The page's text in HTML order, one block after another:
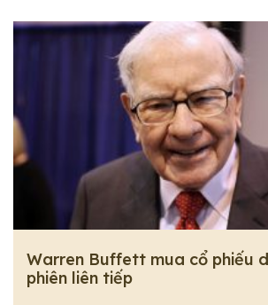
Warren Buffett mua cổ phiếu
phiên liên tiếp